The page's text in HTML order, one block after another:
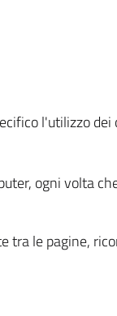
l'utilizzo
ogni volta
le pagine,